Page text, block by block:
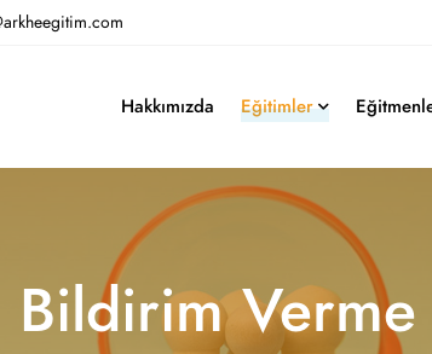
Hakkımızda Eğitimler
Verme